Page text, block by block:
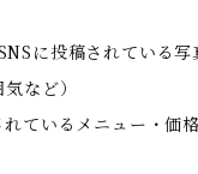
に投稿されている写
など）
ているメニュー・価